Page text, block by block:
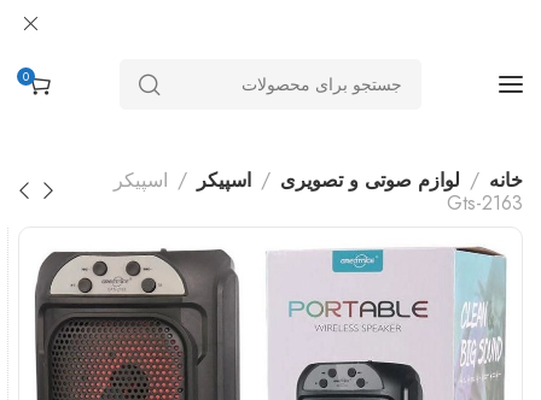
0
خانه لوازم صوتی و تصویری اسپیکر
اسپیکر
Gts-2163